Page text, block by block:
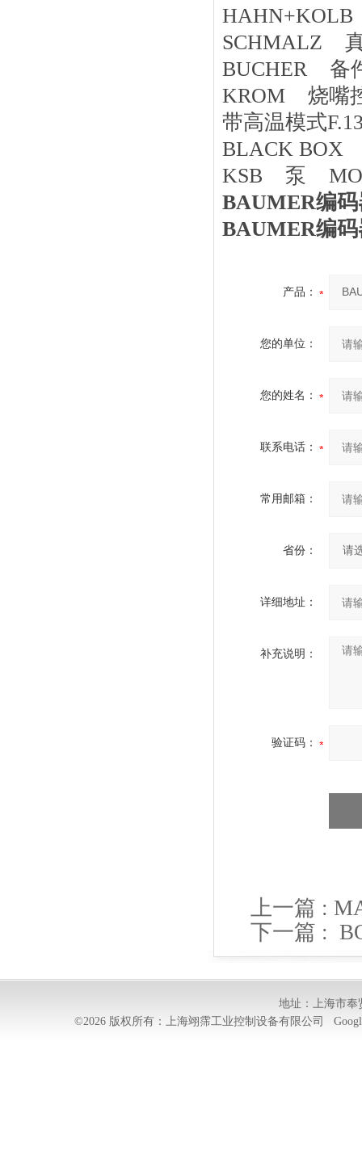
SCHMALZ
BUCHER 备
KROM 烧嘴
带高温模式
BLACK BOX
KSB 泵
BAUMER编码
BAUMER编码
产品：
您的单位：
您的姓名：
联系电话：
常用邮箱：
省份：
详细地址：
补充说明：
验证码：
上一篇 :
下一篇 :
地址：上海市奉
©2026 版权所有：上海翊霈工业控制设备有限公司